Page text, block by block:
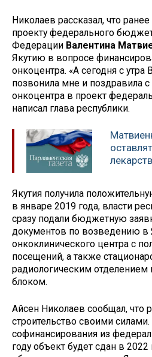
Николаев рассказал, что
проекту федерального
Федерации Валентина
Якутию в вопросе
онкоцентра. «А сегодня с
позвонила мне и поздравила
онкоцентра в проект
написал глава республики.
лекарств
Якутия получила
в январе 2019 года, власти
сразу подали бюджетную
документов по возведению в
онкоклинического центра с
посещений, а также
радиологическим
блоком.
Айсен Николаев сообщал, что
строительство своими силами.
софинансирования из
году объект будет сдан в